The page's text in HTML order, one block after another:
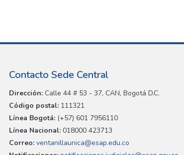
Contacto Sede Central
Dirección: Calle 44 # 53 - 37, CAN, Bogotá D.C.
Código postal: 111321
Línea Bogotá: (+57) 601 7956110
Línea Nacional: 018000 423713
Correo: ventanillaunica@esap.edu.co